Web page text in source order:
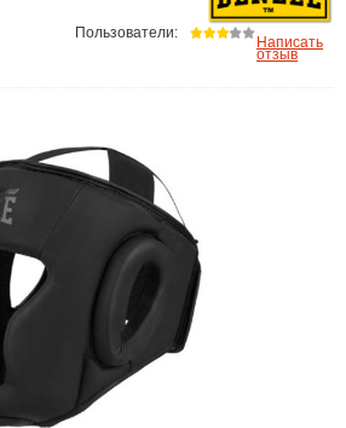
Пользователи:
Написать
отзыв